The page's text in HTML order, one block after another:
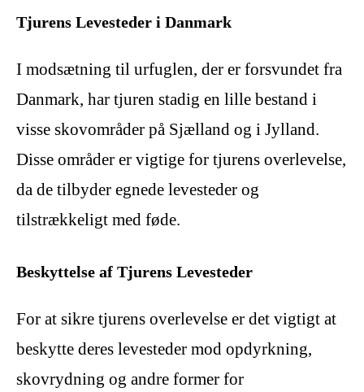
Tjurens Levesteder i Danmark
I modsætning til urfuglen, der er forsvundet fra
Danmark, har tjuren stadig en lille bestand i
visse skovområder på Sjælland og i Jylland.
Disse områder er vigtige for tjurens overlevelse,
da de tilbyder egnede levesteder og
tilstrækkeligt med føde.
Beskyttelse af Tjurens Levesteder
For at sikre tjurens overlevelse er det vigtigt at
beskytte deres levesteder mod opdyrkning,
skovrydning og andre former for